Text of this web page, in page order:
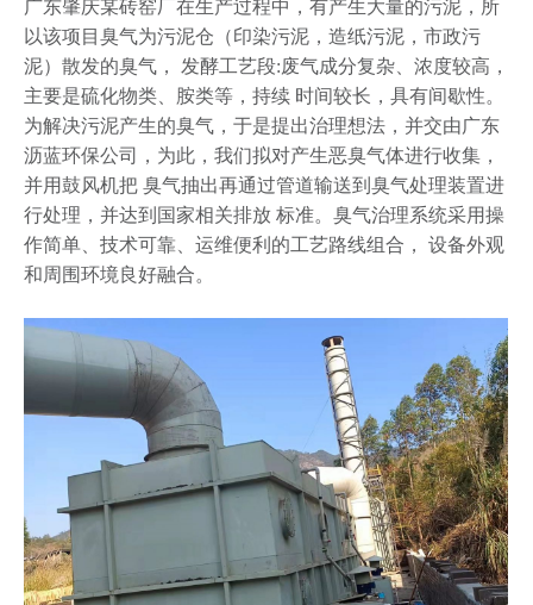
广东肇庆某砖窑厂在生产过程中，有产生大量的污泥，所
以该项目臭气为污泥仓（印染污泥，造纸污泥，市政污
泥）散发的臭气， 发酵工艺段:废气成分复杂、浓度较高，
主要是硫化物类、胺类等，持续 时间较长，具有间歇性。
为解决污泥产生的臭气，于是提出治理想法，并交由广东
沥蓝环保公司，为此，我们拟对产生恶臭气体进行收集，
并用鼓风机把 臭气抽出再通过管道输送到臭气处理装置进
行处理，并达到国家相关排放 标准。臭气治理系统采用操
作简单、技术可靠、运维便利的工艺路线组合， 设备外观
和周围环境良好融合。